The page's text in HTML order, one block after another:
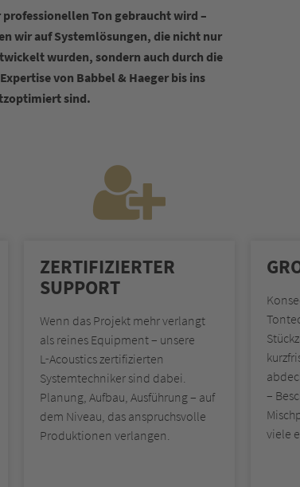
Ton gebraucht wird –
wir auf Systemlösungen, die nicht nur
wurden, sondern auch durch die
von Babbel & Haeger bis ins
sind.
ZERTI­FIZIERTER
SUPPORT
Wenn das Projekt mehr verlangt
als reines Equipment – unsere
L‑Acoustics zertifizierten
Systemtechniker sind dabei.
Planung, Aufbau, Ausführung – auf
dem Niveau, das anspruchsvolle
Produktionen verlangen.
–
viele